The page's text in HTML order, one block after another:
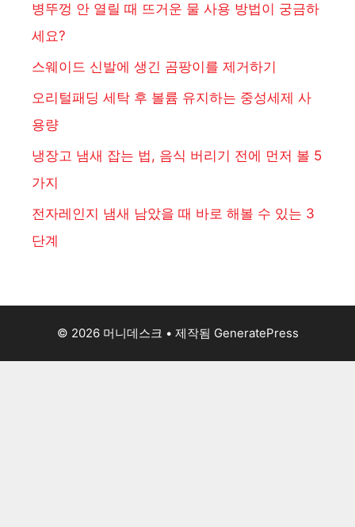
병뚜껑 안 열릴 때 뜨거운 물 사용 방법이 궁금하
세요?
스웨이드 신발에 생긴 곰팡이를 제거하기
오리털패딩 세탁 후 볼륨 유지하는 중성세제 사
용량
냉장고 냄새 잡는 법, 음식 버리기 전에 먼저 볼 5
가지
전자레인지 냄새 남았을 때 바로 해볼 수 있는 3
단계
© 2026 머니데스크 • 제작됨 GeneratePress